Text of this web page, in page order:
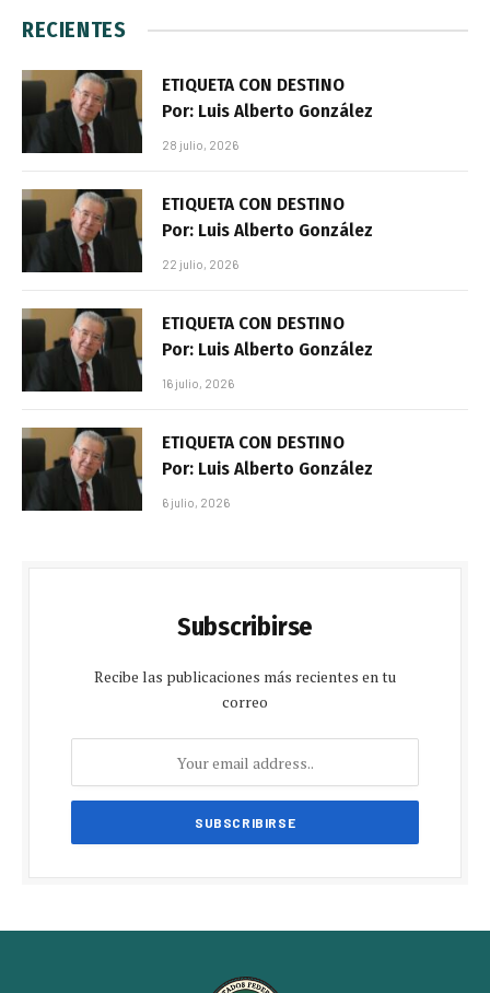
RECIENTES
ETIQUETA CON DESTINO
Por: Luis Alberto González
28 julio, 2026
ETIQUETA CON DESTINO
Por: Luis Alberto González
22 julio, 2026
ETIQUETA CON DESTINO
Por: Luis Alberto González
16 julio, 2026
ETIQUETA CON DESTINO
Por: Luis Alberto González
6 julio, 2026
Subscribirse
Recibe las publicaciones más recientes en tu
correo